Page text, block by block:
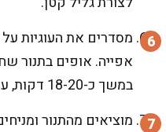
מסדרים את העוגיות
במשך כ-18-20 דקות, עד שהעוגיות מזהיבות קלות.
מוציאים מהתנור